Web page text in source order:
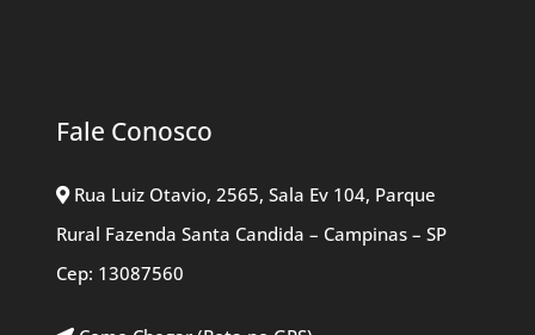
Fale Conosco
Rua Luiz Otavio, 2565, Sala Ev 104, Parque
Rural Fazenda Santa Candida – Campinas – SP
Cep: 13087560